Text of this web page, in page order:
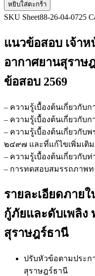
แนว
ข้อสอบ
หน้าที่
และ
ดับ
ท่า
อากาศยาน
สุราษฎร์ธานี
ชิ้น
หยิบใส่ตะกร้า
SKU Sheet88-26-04-0725
แนวข้อสอบ เจ้า
อากาศยานสุราษ
ข้อสอบ 2569
– ความรู้เบื้องต้นเกี่ยวกับ
– ความรู้เบื้องต้นเกี่ยวกับ
– ความรู้เบื้องต้นเกี่ยวกับ
๒๔๙๗ และที่แก้ไขเพิ่มเติม
– ความรู้เบื้องต้นเกี่ยวกับ
– การทดสอบสมรรถภาพท
รายละเอียดภาย
กู้ภัยและดับเพลิง
สุราษฎร์ธานี
ปรับหัวข้อตามประก
สุราษฎร์ธานี